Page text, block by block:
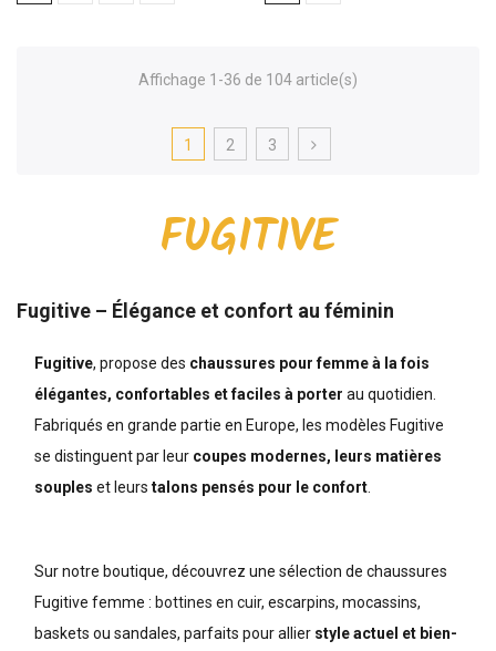
Affichage 1-36 de 104 article(s)
1 2 3
FUGITIVE
Fugitive – Élégance et confort au féminin
Fugitive, propose des chaussures pour femme à la fois
élégantes, confortables et faciles à porter au quotidien.
Fabriqués en grande partie en Europe, les modèles Fugitive
se distinguent par leur coupes modernes, leurs matières
souples et leurs talons pensés pour le confort
Sur notre boutique, découvrez une sélection de chaussures
Fugitive femme : bottines en cuir, escarpins, mocassins,
baskets ou sandales, parfaits pour allier style actuel et bien-